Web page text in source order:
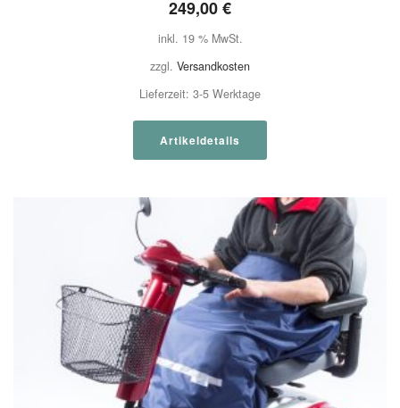
249,00€
inkl. 19 % MwSt.
zzgl. Versandkosten
Lieferzeit: 3-5 Werktage
Artikeldetails